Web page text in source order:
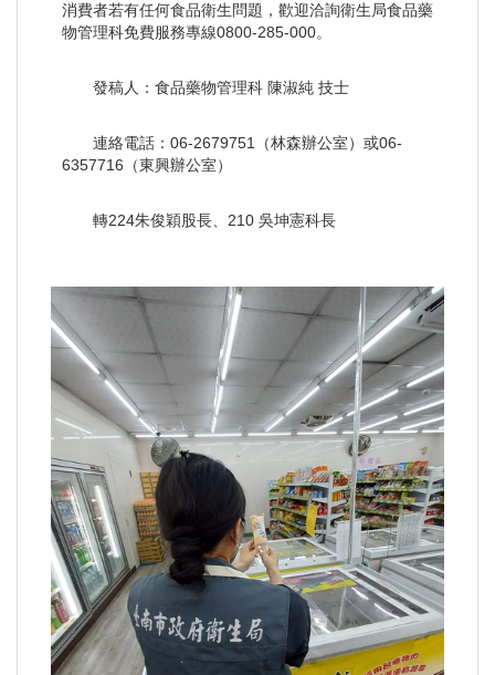
消費者若有任何食品衛生問題，歡迎洽詢衛生局食品藥
物管理科免費服務專線0800-285-000。
發稿人：食品藥物管理科 陳淑純 技士
連絡電話：06-2679751（林森辦公室）或06-
6357716（東興辦公室）
轉224朱俊穎股長、210 吳坤憲科長